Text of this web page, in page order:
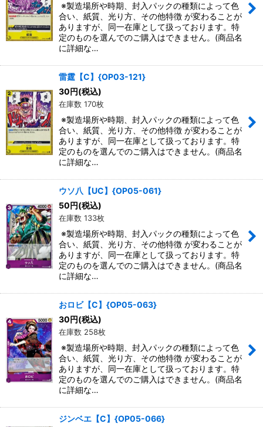
※製造場所や時期、封入パックの種類によって色
合い、紙質、光り方、その他特徴 が変わることが
ありますが、同一在庫として扱っております。特
定のものを選んでのご購入はできません。(商品名
に詳細な…
雷霆【C】{OP03-121}
30円(税込)
在庫数 170枚
※製造場所や時期、封入パックの種類によって色
合い、紙質、光り方、その他特徴 が変わることが
ありますが、同一在庫として扱っております。特
定のものを選んでのご購入はできません。(商品名
に詳細な…
ウソ八【UC】{OP05-061}
50円(税込)
在庫数 133枚
※製造場所や時期、封入パックの種類によって色
合い、紙質、光り方、その他特徴 が変わることが
ありますが、同一在庫として扱っております。特
定のものを選んでのご購入はできません。(商品名
に詳細な…
おロビ【C】{OP05-063}
30円(税込)
在庫数 258枚
※製造場所や時期、封入パックの種類によって色
合い、紙質、光り方、その他特徴 が変わることが
ありますが、同一在庫として扱っております。特
定のものを選んでのご購入はできません。(商品名
に詳細な…
ジンベエ【C】{OP05-066}